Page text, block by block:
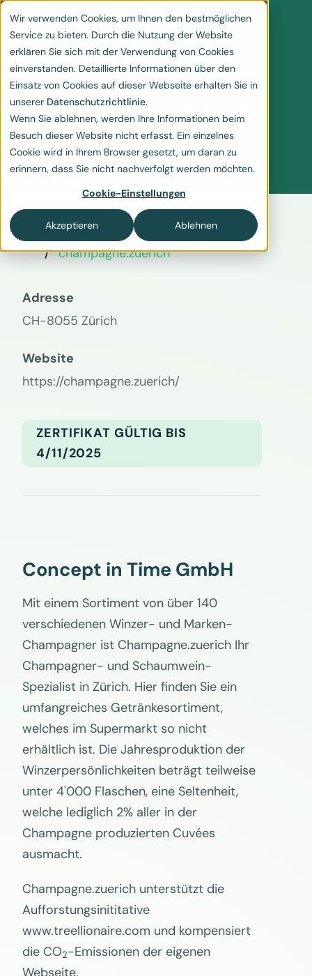
Wir verwenden Cookies, um Ihnen den bestmöglichen
Service zu bieten. Durch die Nutzung der Website
erklären Sie sich mit der Verwendung von Cookies
einverstanden. Detaillierte Informationen über den
Einsatz von Cookies auf dieser Webseite erhalten Sie in
unserer Datenschutzrichtlinie.
Wenn Sie ablehnen, werden Ihre Informationen beim
Besuch dieser Website nicht erfasst. Ein einzelnes
Cookie wird in Ihrem Browser gesetzt, um daran zu
erinnern, dass Sie nicht nachverfolgt werden möchten.
Cookie-Einstellungen
Akzeptieren Ablehnen
champagne.zuerich
Home
Kunden
champagne.zuerich
Adresse
CH-8055 Zürich
Website
https://champagne.zuerich/
ZERTIFIKAT GÜLTIG BIS
4/11/2025
Concept in Time GmbH
Mit einem Sortiment von über 140
verschiedenen Winzer- und Marken-
Champagner ist Champagne.zuerich Ihr
Champagner- und Schaumwein-
Spezialist in Zürich. Hier finden Sie ein
umfangreiches Getränkesortiment,
welches im Supermarkt so nicht
erhältlich ist. Die Jahresproduktion der
Winzerpersönlichkeiten beträgt teilweise
unter 4'000 Flaschen, eine Seltenheit,
welche lediglich 2% aller in der
Champagne produzierten Cuvées
ausmacht.
Champagne.zuerich unterstützt die
Aufforstungsinititative
www.treellionaire.com und kompensiert
die CO2-Emissionen der eigenen
Webseite.